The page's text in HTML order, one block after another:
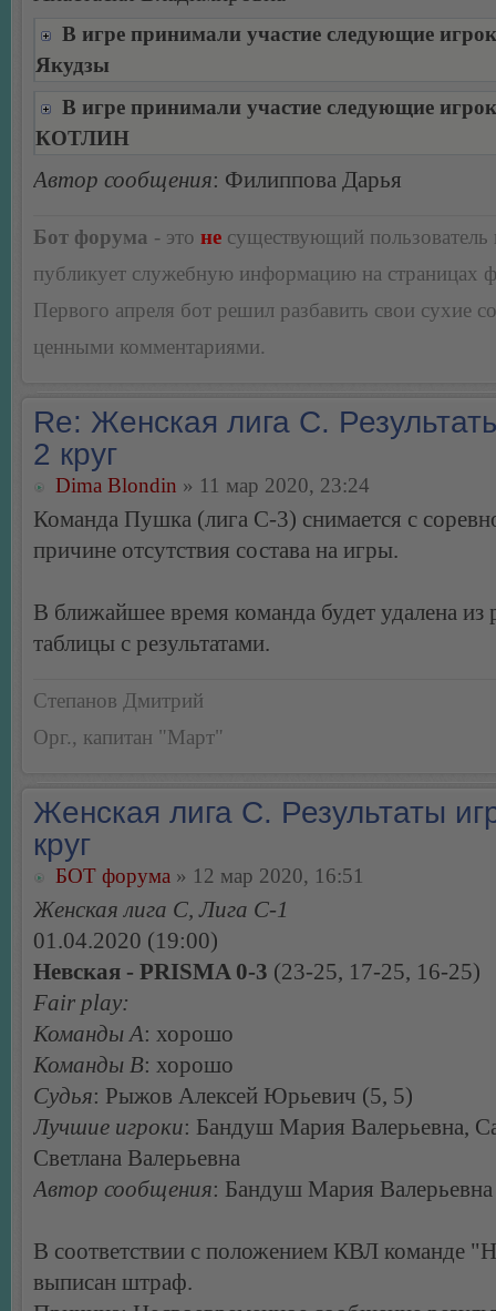
В игре принимали участие следующие
Якудзы
В игре принимали участие следующие
КОТЛИН
Автор сообщения: Филиппова Дарья
Бот форума - это не существующий пользователь
публикует служебную информацию на страницах
Первого апреля бот решил разбавить свои сухие
ценными комментариями.
Re: Женская лига С.
2 круг
Dima Blondin » 11 мар 2020, 23:24
Команда Пушка (лига С-3) снимается с
причине отсутствия состава на игры.
В ближайшее время команда будет удалена из
таблицы с результатами.
Степанов Дмитрий
Орг., капитан "Март"
Женская лига С. Результаты
круг
БОТ форума » 12 мар 2020, 16:51
Женская лига С, Лига С-1
01.04.2020 (19:00)
Невская - PRISMA 0-3 (23-25, 17-25, 16-25)
Fair play:
Команды А: хорошо
Команды В: хорошо
Судья: Рыжов Алексей Юрьевич (5, 5)
Лучшие игроки: Бандуш Мария Валерьевна,
Светлана Валерьевна
Автор сообщения: Бандуш Мария Валерьевна
В соответствии с положением КВЛ команде
выписан штраф.